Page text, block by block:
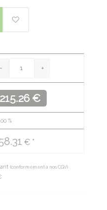
215.26 €
%
€ *
(conformément à nos CGV)